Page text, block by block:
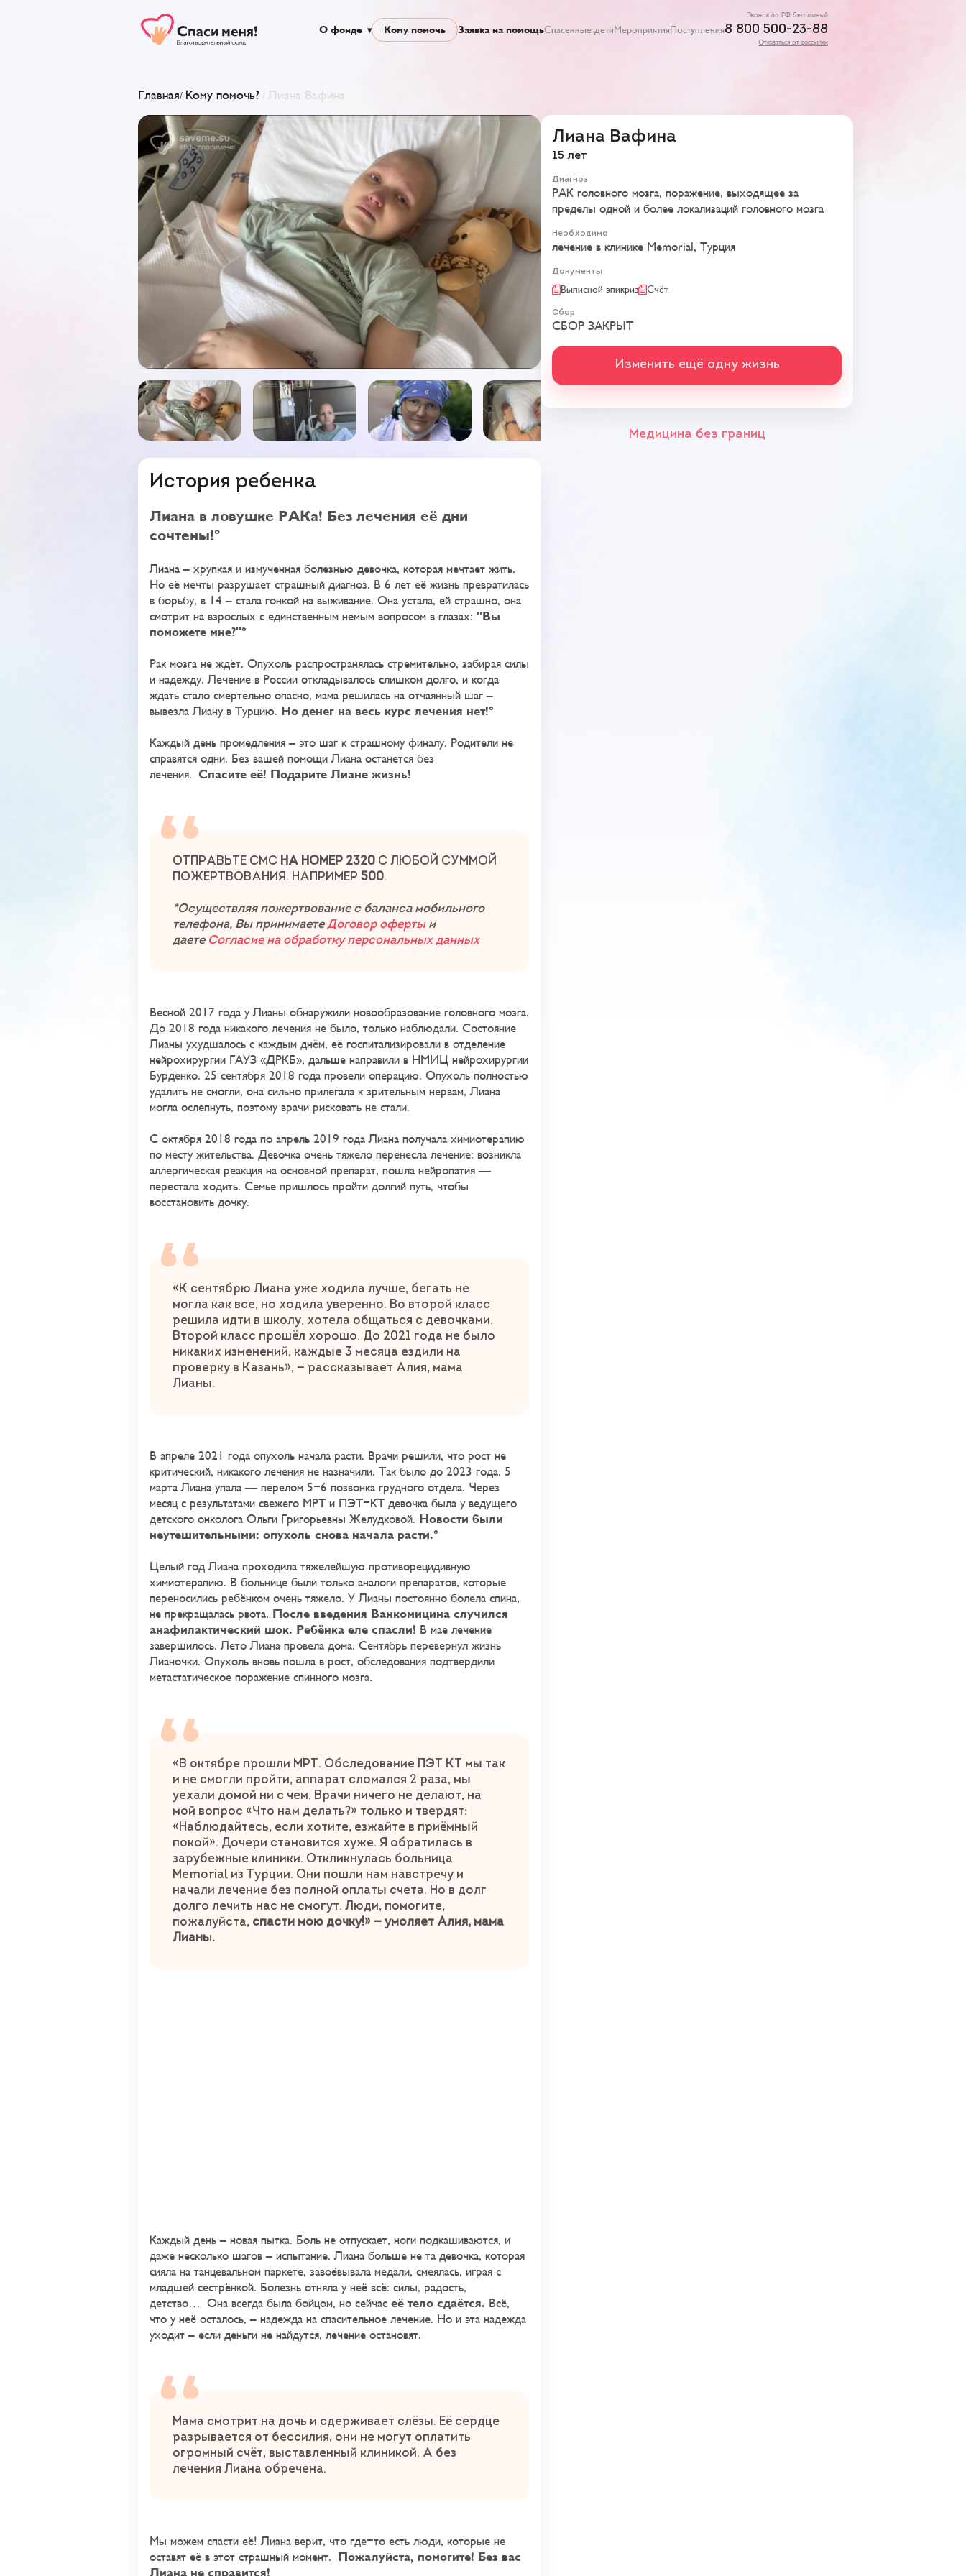
О фонде Кому помочь Заявка на помощьСпасенные детиМероприятияПоступления
Звонок по РФ бесплатный
8 800 500-23-88
Отказаться от рассылки
Главная/ Кому помочь? / Лиана Вафина
История ребенка
Лиана в ловушке РАКа! Без лечения её дни
сочтены!
Лиана – хрупкая и измученная болезнью девочка, которая мечтает жить.
Но её мечты разрушает страшный диагноз. В 6 лет её жизнь превратилась
в борьбу, в 14 – стала гонкой на выживание. Она устала, ей страшно, она
смотрит на взрослых с единственным немым вопросом в глазах: "Вы
поможете мне?"
Рак мозга не ждёт. Опухоль распространялась стремительно, забирая силы
и надежду. Лечение в России откладывалось слишком долго, и когда
ждать стало смертельно опасно, мама решилась на отчаянный шаг –
вывезла Лиану в Турцию. Но денег на весь курс лечения нет!
Каждый день промедления – это шаг к страшному финалу. Родители не
справятся одни. Без вашей помощи Лиана останется без
лечения. Спасите её! Подарите Лиане жизнь!
ОТПРАВЬТЕ СМС НА НОМЕР 2320 С ЛЮБОЙ СУММОЙ
ПОЖЕРТВОВАНИЯ. НАПРИМЕР 500.
*Осуществляя пожертвование с баланса мобильного
телефона, Вы принимаетеДоговор оферты и
даете Согласие на обработку персональных данных
Весной 2017 года у Лианы обнаружили новообразование головного мозга.
До 2018 года никакого лечения не было, только наблюдали. Состояние
Лианы ухудшалось с каждым днём, её госпитализировали в отделение
нейрохирургии ГАУЗ «ДРКБ», дальше направили в НМИЦ нейрохирургии
Бурденко. 25 сентября 2018 года провели операцию. Опухоль полностью
удалить не смогли, она сильно прилегала к зрительным нервам, Лиана
могла ослепнуть, поэтому врачи рисковать не стали.
С октября 2018 года по апрель 2019 года Лиана получала химиотерапию
по месту жительства. Девочка очень тяжело перенесла лечение: возникла
аллергическая реакция на основной препарат, пошла нейропатия —
перестала ходить. Семье пришлось пройти долгий путь, чтобы
восстановить дочку.
«К сентябрю Лиана уже ходила лучше, бегать не
могла как все, но ходила уверенно. Во второй класс
решила идти в школу, хотела общаться с девочками.
Второй класс прошёл хорошо. До 2021 года не было
никаких изменений, каждые 3 месяца ездили на
проверку в Казань», — рассказывает Алия, мама
Лианы.
В апреле 2021 года опухоль начала расти. Врачи решили, что рост не
критический, никакого лечения не назначили. Так было до 2023 года. 5
марта Лиана упала — перелом 5-6 позвонка грудного отдела. Через
месяц с результатами свежего МРТ и ПЭТ-КТ девочка была у ведущего
детского онколога Ольги Григорьевны Желудковой. Новости были
неутешительными: опухоль снова начала расти.
Целый год Лиана проходила тяжелейшую противорецидивную
химиотерапию. В больнице были только аналоги препаратов, которые
переносились ребёнком очень тяжело. У Лианы постоянно болела спина,
не прекращалась рвота. После введения Ванкомицина случился
анафилактический шок. Ребёнка еле спасли! В мае лечение
завершилось. Лето Лиана провела дома. Сентябрь перевернул жизнь
Лианочки. Опухоль вновь пошла в рост, обследования подтвердили
метастатическое поражение спинного мозга.
«В октябре прошли МРТ. Обследование ПЭТ КТ мы так
и не смогли пройти, аппарат сломался 2 раза, мы
уехали домой ни с чем. Врачи ничего не делают, на
мой вопрос «Что нам делать?» только и твердят:
«Наблюдайтесь, если хотите, езжайте в приёмный
покой». Дочери становится хуже. Я обратилась в
зарубежные клиники. Откликнулась больница
Memorial из Турции. Они пошли нам навстречу и
начали лечение без полной оплаты счета. Но в долг
долго лечить нас не смогут. Люди, помогите,
пожалуйста, спасти мою дочку!» — умоляет Алия, мама
Лианы.
Каждый день – новая пытка. Боль не отпускает, ноги подкашиваются, и
даже несколько шагов – испытание. Лиана больше не та девочка, которая
сияла на танцевальном паркете, завоёвывала медали, смеялась, играя с
младшей сестрёнкой. Болезнь отняла у неё всё: силы, радость,
детство… Она всегда была бойцом, но сейчас её тело сдаётся. Всё,
что у неё осталось, – надежда на спасительное лечение. Но и эта надежда
уходит – если деньги не найдутся, лечение остановят.
Мама смотрит на дочь и сдерживает слёзы. Её сердце
разрывается от бессилия, они не могут оплатить
огромный счёт, выставленный клиникой. А без
лечения Лиана обречена.
Мы можем спасти её! Лиана верит, что где-то есть люди, которые не
оставят её в этот страшный момент. Пожалуйста, помогите! Без вас
Лиана не справится!
Лиана Вафина
15 лет
Диагноз
РАК головного мозга, поражение, выходящее за
пределы одной и более локализаций головного мозга
Необходимо
лечение в клинике Memorial, Турция
Документы
Выписной эпикриз Счёт
Сбор
СБОР ЗАКРЫТ
Изменить ещё одну жизнь
Медицина без границ